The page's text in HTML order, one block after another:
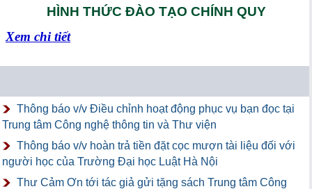
HÌNH THỨC ĐÀO TẠO CHÍNH QUY
Xem chi tiết
Thông báo v/v Điều chỉnh hoạt động phục vụ bạn đọc tại
Trung tâm Công nghệ thông tin và Thư viện
Thông báo v/v hoàn trả tiền đặt cọc mượn tài liệu đối với
người học của Trường Đại học Luật Hà Nội
Thư Cảm Ơn tới tác giả gửi tặng sách Trung tâm Công